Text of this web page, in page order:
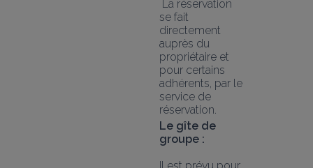
se fait
directement
auprès du
propriétaire et
pour certains
adhérents, par le
service de
réservation.
Le gîte de
groupe :